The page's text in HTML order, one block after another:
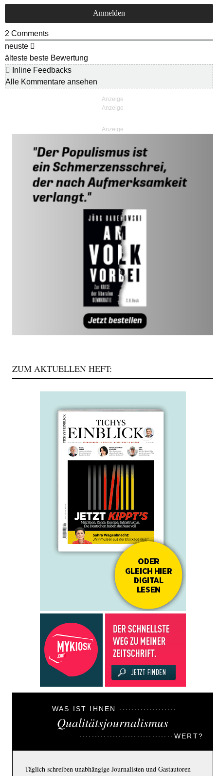
2 Comments
neuste
älteste beste Bewertung
Inline Feedbacks
Alle Kommentare ansehen
Anzeige
ZUM AKTUELLEN HEFT:
WAS IST IHNEN
Qualitätsjournalismus
WERT?
Täglich schreiben unabhängige Journalisten und Gastautoren